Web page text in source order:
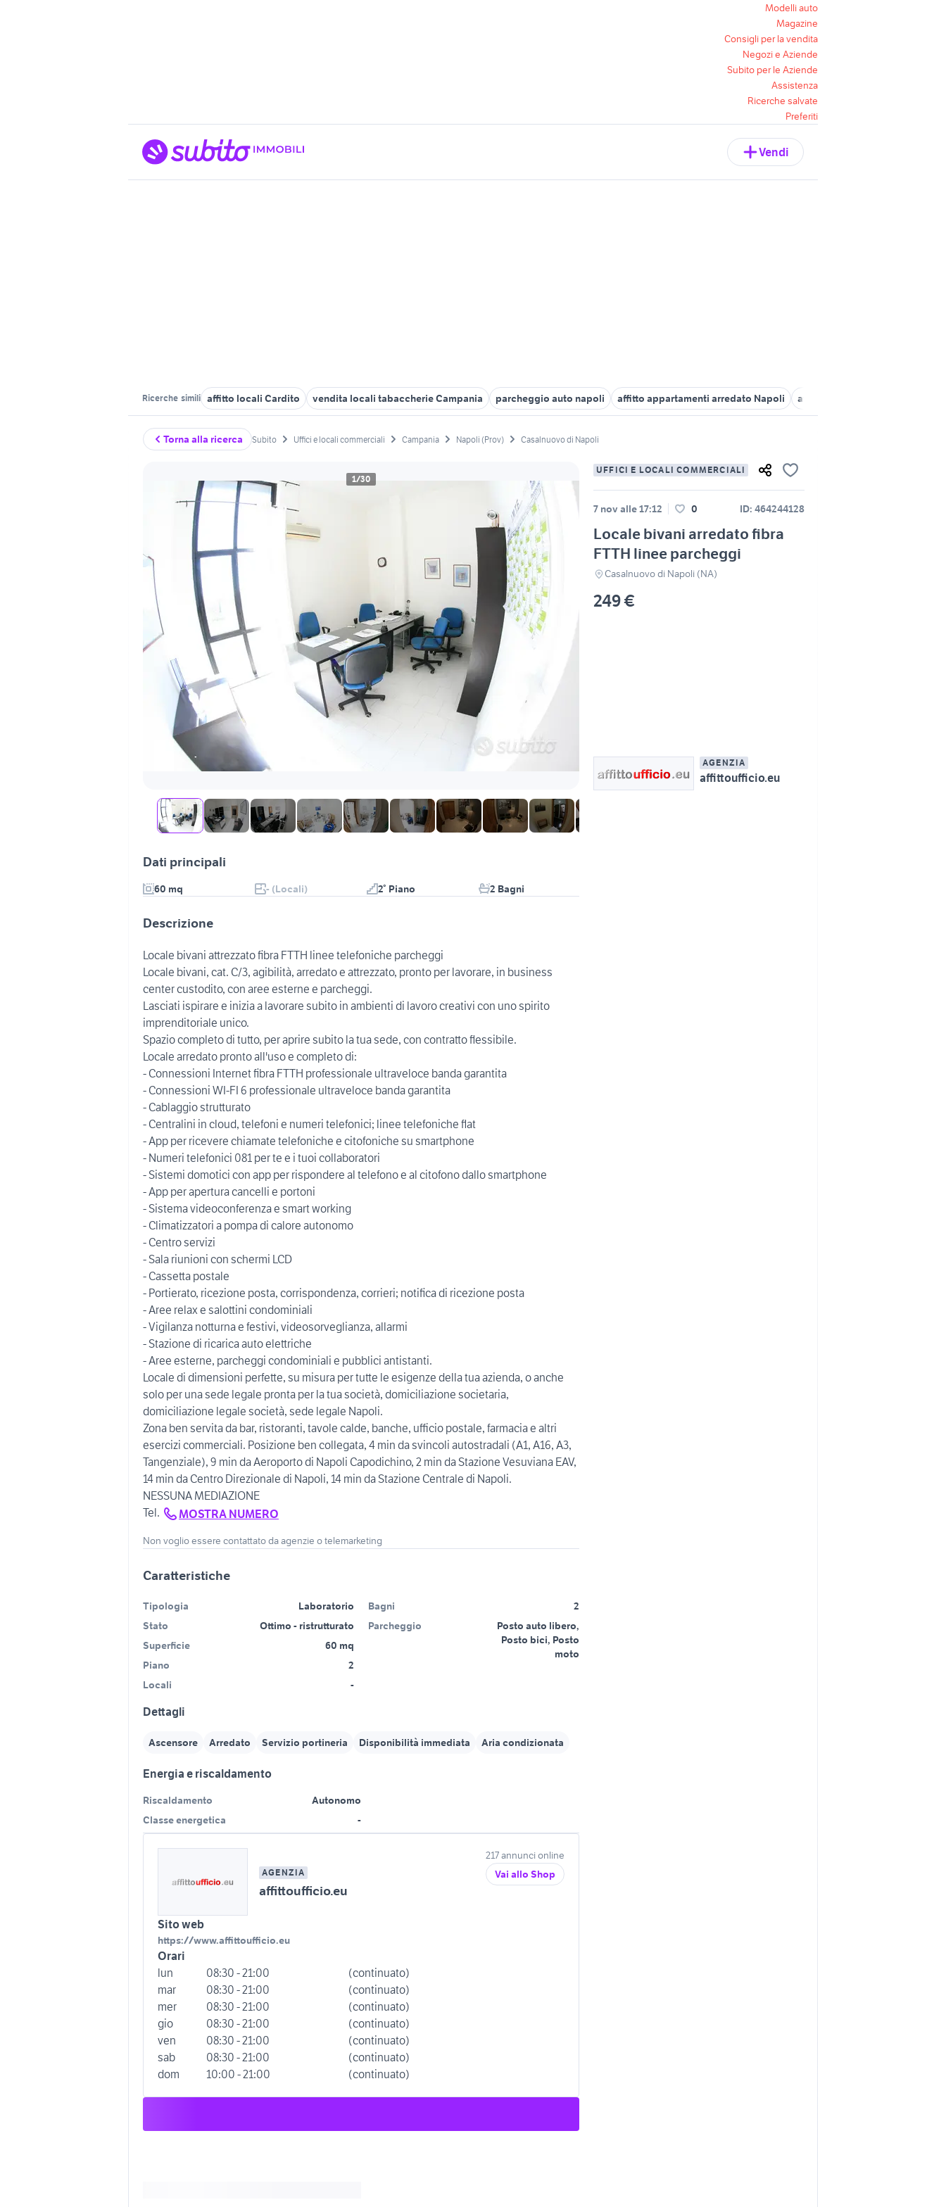
Modelli auto
Magazine
Consigli per la vendita
Negozi e Aziende
Subito per le Aziende
Assistenza
Ricerche salvate
Preferiti
Vendi
Ricerche simili affitto locali Cardito vendita locali tabaccherie Campania parcheggio auto napoli affitto appartamenti arredato Napoli affitto locali Gricignano di
Torna alla ricerca Subito Uffici e locali commerciali Campania Napoli (Prov) Casalnuovo di Napoli
1/30
UFFICI E LOCALI COMMERCIALI
7 nov alle 17:12 0 ID: 464244128
Locale bivani arredato fibra
FTTH linee parcheggi
Casalnuovo di Napoli (NA)
249 €
AGENZIA
affittoufficio.eu
Dati principali
60 mq - (Locali) 2° Piano 2 Bagni
Descrizione
Locale bivani attrezzato fibra FTTH linee telefoniche parcheggi
Locale bivani, cat. C/3, agibilità, arredato e attrezzato, pronto per lavorare, in business
center custodito, con aree esterne e parcheggi.
Lasciati ispirare e inizia a lavorare subito in ambienti di lavoro creativi con uno spirito
imprenditoriale unico.
Spazio completo di tutto, per aprire subito la tua sede, con contratto flessibile.
Locale arredato pronto all'uso e completo di:
- Connessioni Internet fibra FTTH professionale ultraveloce banda garantita
- Connessioni WI-FI 6 professionale ultraveloce banda garantita
- Cablaggio strutturato
- Centralini in cloud, telefoni e numeri telefonici; linee telefoniche flat
- App per ricevere chiamate telefoniche e citofoniche su smartphone
- Numeri telefonici 081 per te e i tuoi collaboratori
- Sistemi domotici con app per rispondere al telefono e al citofono dallo smartphone
- App per apertura cancelli e portoni
- Sistema videoconferenza e smart working
- Climatizzatori a pompa di calore autonomo
- Centro servizi
- Sala riunioni con schermi LCD
- Cassetta postale
- Portierato, ricezione posta, corrispondenza, corrieri; notifica di ricezione posta
- Aree relax e salottini condominiali
- Vigilanza notturna e festivi, videosorveglianza, allarmi
- Stazione di ricarica auto elettriche
- Aree esterne, parcheggi condominiali e pubblici antistanti.
Locale di dimensioni perfette, su misura per tutte le esigenze della tua azienda, o anche
solo per una sede legale pronta per la tua società, domiciliazione societaria,
domiciliazione legale società, sede legale Napoli.
Zona ben servita da bar, ristoranti, tavole calde, banche, ufficio postale, farmacia e altri
esercizi commerciali. Posizione ben collegata, 4 min da svincoli autostradali (A1, A16, A3,
Tangenziale), 9 min da Aeroporto di Napoli Capodichino, 2 min da Stazione Vesuviana EAV,
14 min da Centro Direzionale di Napoli, 14 min da Stazione Centrale di Napoli.
NESSUNA MEDIAZIONE
Tel.
MOSTRA NUMERO
Non voglio essere contattato da agenzie o telemarketing
Caratteristiche
Tipologia
Laboratorio
Stato
Ottimo - ristrutturato
Superficie
60 mq
Piano
2
Locali
-
Bagni
2
Parcheggio
Posto auto libero,
Posto bici, Posto
moto
Dettagli
Ascensore Arredato Servizio portineria Disponibilità immediata Aria condizionata
Energia e riscaldamento
Riscaldamento
Autonomo
Classe energetica
-
AGENZIA
affittoufficio.eu
Sito web
https://www.affittoufficio.eu
Orari
lun
08:30 - 21:00
(continuato)
mar
08:30 - 21:00
(continuato)
mer
08:30 - 21:00
(continuato)
gio
08:30 - 21:00
(continuato)
ven
08:30 - 21:00
(continuato)
sab
08:30 - 21:00
(continuato)
dom
10:00 - 21:00 (continuato)
217 annunci online
Vai allo Shop